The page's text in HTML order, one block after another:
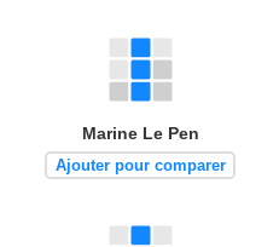
Marine Le Pen
Ajouter pour comparer